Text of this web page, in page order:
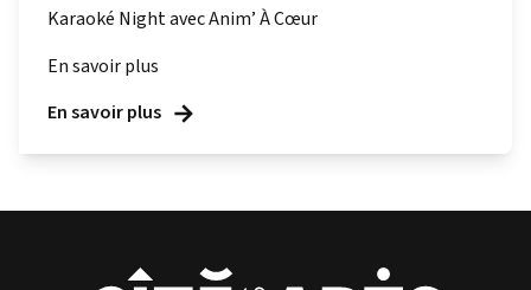
Karaoké Night avec Anim’ À Cœur
En savoir plus
En savoir plus